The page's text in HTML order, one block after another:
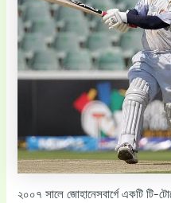
২০০৭ সালে জোহানেসবার্গে একটি টি-